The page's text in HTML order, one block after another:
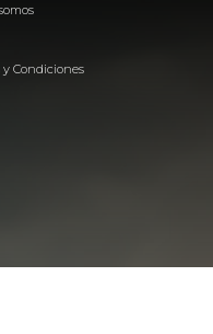
y Condiciones